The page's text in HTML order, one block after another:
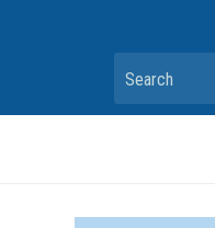
Search